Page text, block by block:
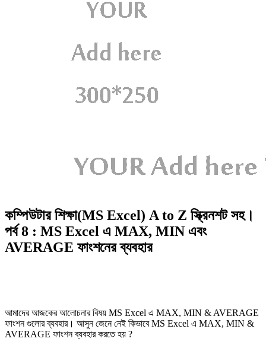
কম্পিউটার শিক্ষা(MS Excel) A to Z স্ক্রিনশট সহ।
পর্ব 8 : MS Excel এ MAX, MIN এবং
AVERAGE ফাংশনের ব্যবহার
আমাদের আজকের আলোচনার বিষয় MS Excel এ MAX, MIN & AVERAGE
ফাংশন গুলোর ব্যবহার। আসুন জেনে নেই কিভাবে MS Excel এ MAX, MIN &
AVERAGE ফাংশন ব্যবহার করতে হয় ?